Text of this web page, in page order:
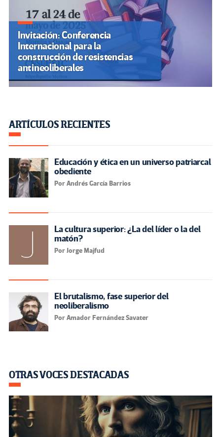
Invitación: Conferencia
Internacional para la
construcción de resistencias
antineoliberales
ARTÍCULOS RECIENTES
Educación y ética en un universo patriarcal
obediente
Por Andrés García Barrios
La cultura superior: ¿La del líder o la del
matón?
Por Jorge Majfud
El brutalismo, fase superior del
neoliberalismo
Por Amador Fernández Savater
OTRAS VOCES DESTACADAS